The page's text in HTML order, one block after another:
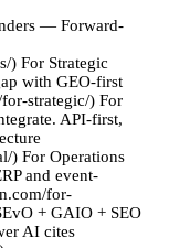
— Forward-
) For Strategic
with GEO-first
strategic/) For
API-first,
) For Operations
and event-
for-
+ GAIO + SEO
AI cites